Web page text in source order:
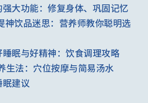
大功能：修复身体、巩固记忆
神饮品迷思：营养师教你聪明选
眠与好精神：饮食调理攻略
生法：穴位按摩与简易汤水
建议